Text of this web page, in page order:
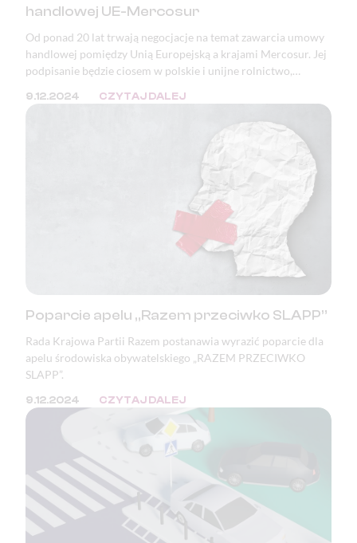
handlowej UE-Mercosur
Od ponad 20 lat trwają negocjacje na temat zawarcia umowy
handlowej pomiędzy Unią Europejską a krajami Mercosur. Jej
podpisanie będzie ciosem w polskie i unijne rolnictwo,
względem ekologicznym, klimatycznym i demokratycznym.
9.12.2024 CZYTAJ DALEJ
Poparcie apelu „Razem przeciwko SLAPP”
Rada Krajowa Partii Razem postanawia wyrazić poparcie dla
apelu środowiska obywatelskiego „RAZEM PRZECIWKO
SLAPP”.
9.12.2024 CZYTAJ DALEJ